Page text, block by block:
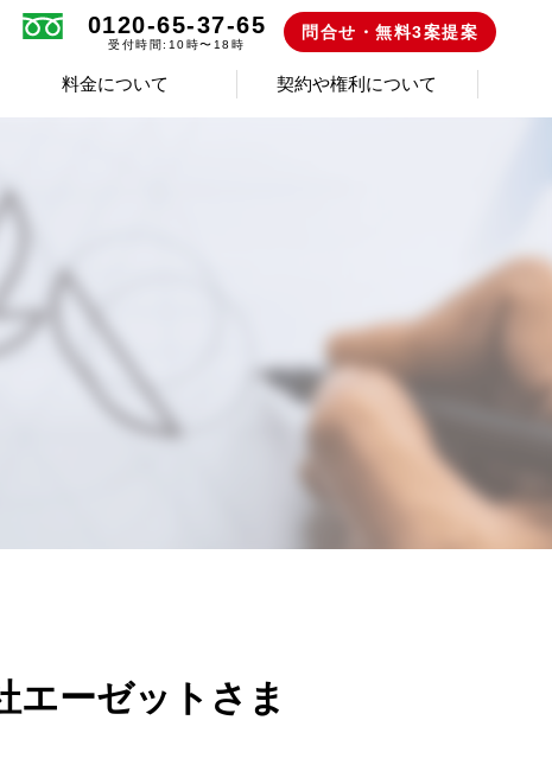
0120-65-37-65
受付時間:10時〜18時
問合せ・無料3案提案
料金について 契約や権利について
ーゼットさま